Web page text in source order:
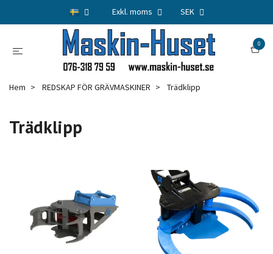
Exkl. moms SEK
0
Hem REDSKAP FÖR GRÄVMASKINER Trädklipp
Trädklipp